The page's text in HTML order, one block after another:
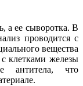
а ее сыворотка. В
проводится с
вещества
клетками железы
антитела, что